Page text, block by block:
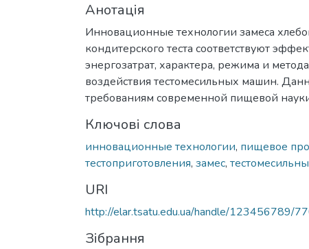
Анотація
Инновационные технологии замеса
кондитерского теста соответствуют
энергозатрат, характера, режима и
воздействия тестомесильных машин.
требованиям современной пищевой
Ключові слова
инновационные технологии, пищевое
тестоприготовления, замес,
URI
http://elar.tsatu.edu.ua/handle/123456789/
Зібрання